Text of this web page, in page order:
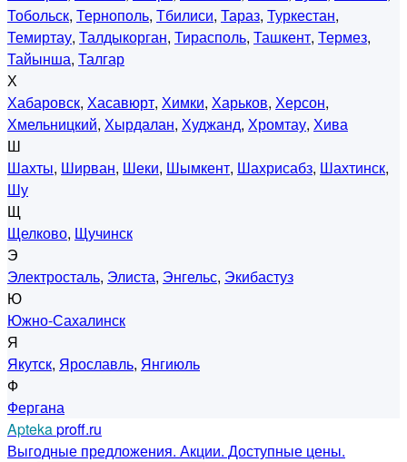
Тобольск, Тернополь, Тбилиси, Тараз, Туркестан,
Темиртау, Талдыкорган, Тирасполь, Ташкент, Термез,
Тайынша, Талгар
Х
Хабаровск, Хасавюрт, Химки, Харьков, Херсон,
Хмельницкий, Хырдалан, Худжанд, Хромтау, Хива
Ш
Шахты, Ширван, Шеки, Шымкент, Шахрисабз, Шахтинск,
Шу
Щ
Щелково, Щучинск
Э
Электросталь, Элиста, Энгельс, Экибастуз
Ю
Южно-Сахалинск
Я
Якутск, Ярославль, Янгиюль
Ф
Фергана
Aptekaproff.ru
Выгодные предложения. Акции. Доступные цены.